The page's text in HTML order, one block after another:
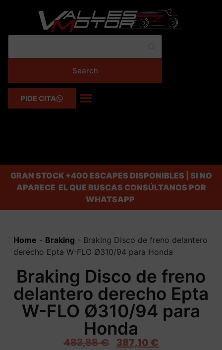
PIDE CITA
GRAN STOCK+400 ESCAPES DISPONIBLES | SI NO
APARECE EL QUE BUSCAS CONSÚLTANOS POR
WHATSAPP
Home - Braking - Braking Disco de freno delantero
derecho Epta W-FLO Ø310/94 para Honda
Braking Disco de freno
delantero derecho Epta
W-FLO Ø310/94 para
Honda
483,88€ 387,10 €